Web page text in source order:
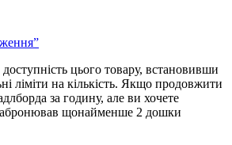
цього товару, встановивши
ліміти на кількість. Якщо продовжити
за годину, але ви хочете
щонайменше 2 дошки